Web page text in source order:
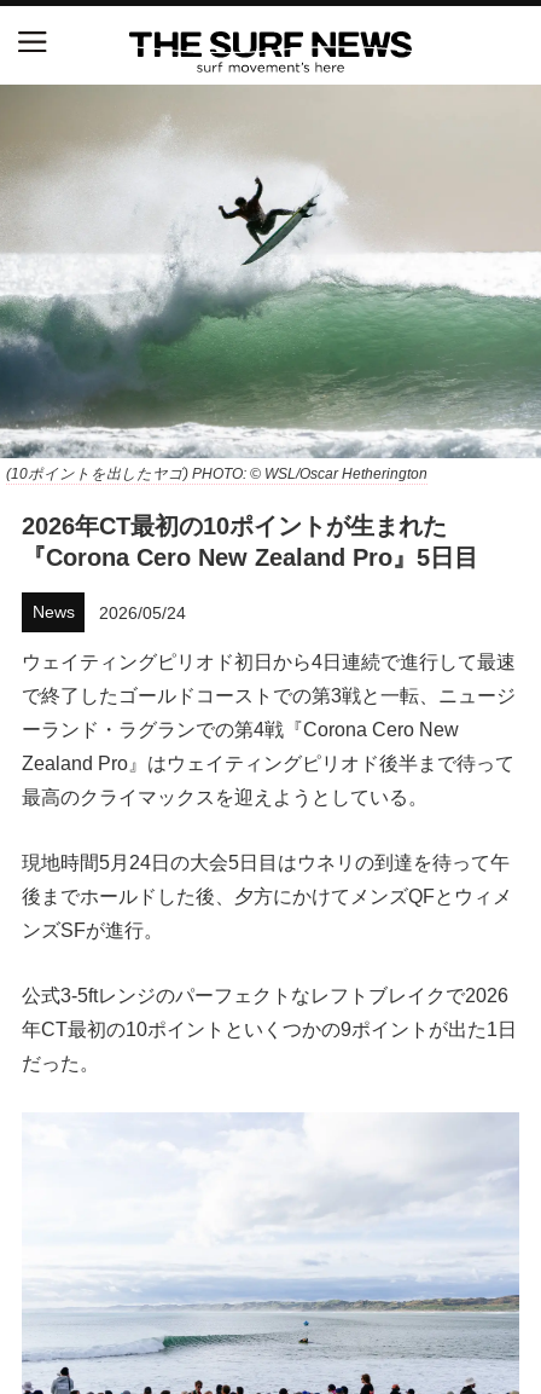
(10ポイントを出したヤゴ) PHOTO: © WSL/Oscar Hetherington
2026年CT最初の10ポイントが生まれた
『Corona Cero New Zealand Pro』5日目
News 2026/05/24
ウェイティングピリオド初日から4日連続で進行して最速
で終了したゴールドコーストでの第3戦と一転、ニュージ
ーランド・ラグランでの第4戦『Corona Cero New
Zealand Pro』はウェイティングピリオド後半まで待って
最高のクライマックスを迎えようとしている。
現地時間5月24日の大会5日目はウネリの到達を待って午
後までホールドした後、夕方にかけてメンズQFとウィメ
ンズSFが進行。
公式3-5ftレンジのパーフェクトなレフトブレイクで2026
年CT最初の10ポイントといくつかの9ポイントが出た1日
だった。
NSAと茅ヶ崎市が包括連携協定を締結 自治体との
【五十嵐カノア独占インタビュー】旧友レオ、ジャ
ックとの豪華プライベートセッション
S.ONE ショート＆ロング開幕戦・現地リポート（高
橋みなと）
製品情報
特集
試合
ウェストジャパン
FOLLOW US ON